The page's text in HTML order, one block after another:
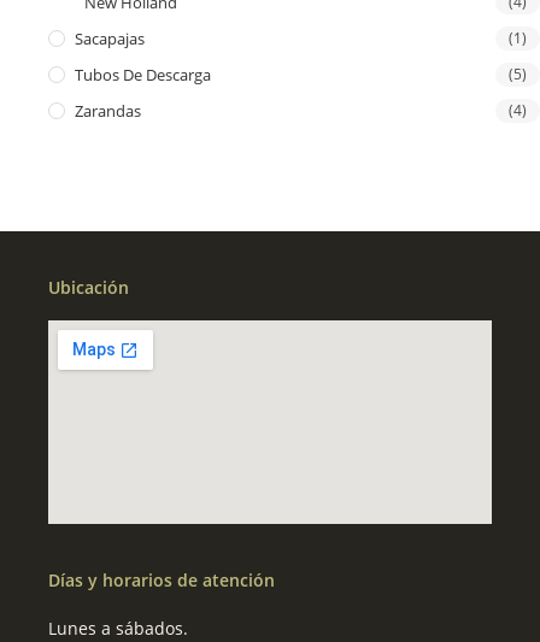
Sacapajas (1)
Tubos De Descarga (5)
Zarandas (4)
Ubicación
Días y horarios de atención
Lunes a sábados.